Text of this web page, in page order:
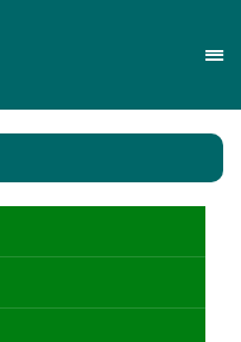
el
de